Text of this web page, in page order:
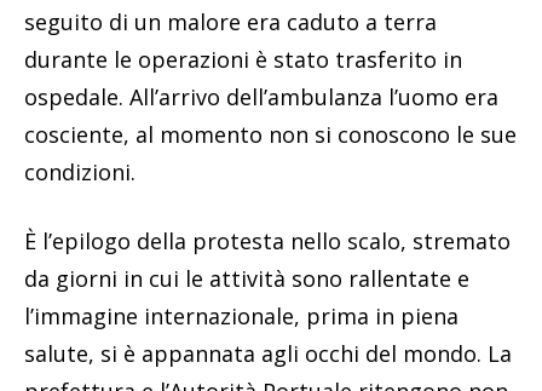
seguito di un malore era caduto a terra
durante le operazioni è stato trasferito in
ospedale. All’arrivo dell’ambulanza l’uomo era
cosciente, al momento non si conoscono le sue
condizioni.
È l’epilogo della protesta nello scalo, stremato
da giorni in cui le attività sono rallentate e
l’immagine internazionale, prima in piena
salute, si è appannata agli occhi del mondo. La